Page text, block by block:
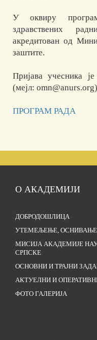
У оквиру
здравствених
акредитован од
заштите.
Пријава учесника
(мејл:
ПРОГРАМ РАДА
О АКАДЕМИЈИ
ДОБРОДОШЛИЦА
УТЕМЕЉЕЊЕ,
МИСИЈА АКАДЕМИЈЕ
СРПСКЕ
ОСНОВНИ И ТРАЈНИ
АКТУЕЛНИ И
ФОТО ГАЛЕРИЈА